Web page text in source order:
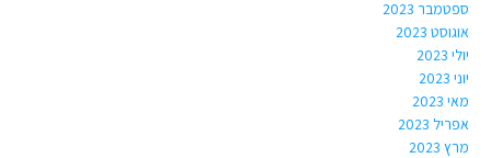
ספטמבר 2023
אוגוסט 2023
יולי 2023
יוני 2023
מאי 2023
אפריל 2023
מרץ 2023